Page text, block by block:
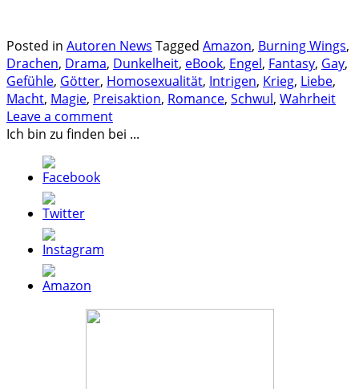
Posted in Autoren News Tagged Amazon, Burning Wings,
Drachen, Drama, Dunkelheit, eBook, Engel, Fantasy, Gay,
Gefühle, Götter, Homosexualität, Intrigen, Krieg, Liebe,
Macht, Magie, Preisaktion, Romance, Schwul, Wahrheit
Leave a comment
Ich bin zu finden bei ...